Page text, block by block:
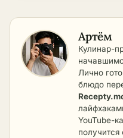
Артём
Кулинар-
Лично
блюдо
YouTube-
получится